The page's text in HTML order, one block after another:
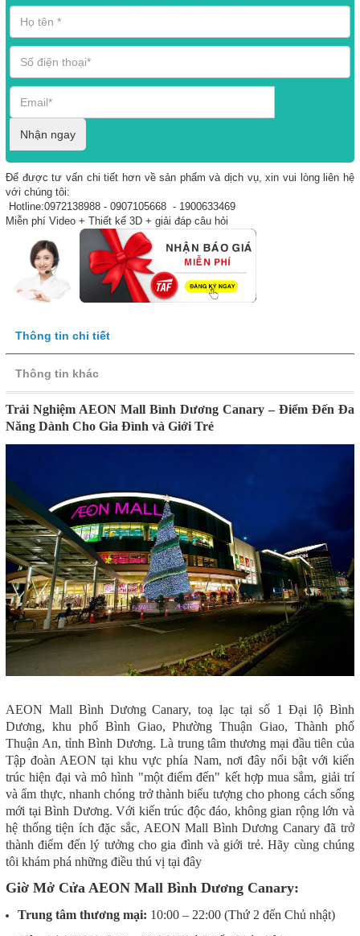
Nhận ngay
Để được tư vấn chi tiết hơn về sản phẩm và dịch vụ, xin vui lòng liên hệ
với chúng tôi:
Hotline:0972138988 - 0907105668 - 1900633469
Miễn phí Video + Thiết kế 3D + giải đáp câu hỏi
Thông tin chi tiết
Thông tin khác
Trải Nghiệm AEON Mall Bình Dương Canary – Điểm Đến Đa
Năng Dành Cho Gia Đình và Giới Trẻ
AEON Mall Bình Dương Canary, toạ lạc tại số 1 Đại lộ Bình
Dương, khu phố Bình Giao, Phường Thuận Giao, Thành phố
Thuận An, tỉnh Bình Dương. Là trung tâm thương mại đầu tiên của
Tập đoàn AEON tại khu vực phía Nam, nơi đây nổi bật với kiến
trúc hiện đại và mô hình "một điểm đến" kết hợp mua sắm, giải trí
và ẩm thực, nhanh chóng trở thành biểu tượng cho phong cách sống
mới tại Bình Dương. Với kiến trúc độc đáo, không gian rộng lớn và
hệ thống tiện ích đặc sắc, AEON Mall Bình Dương Canary đã trở
thành điểm đến lý tưởng cho gia đình và giới trẻ. Hãy cùng chúng
tôi khám phá những điều thú vị tại đây
Giờ Mở Cửa AEON Mall Bình Dương Canary:
Trung tâm thương mại: 10:00 – 22:00 (Thứ 2 đến Chủ nhật)